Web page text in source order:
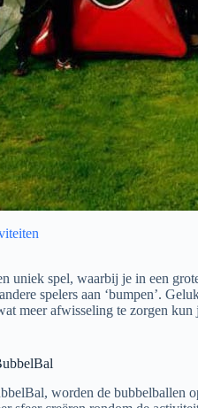
uniek spel, waarbij je in een
spelers aan ‘bumpen’.
meer afwisseling te zorgen
worden de bubbelballen